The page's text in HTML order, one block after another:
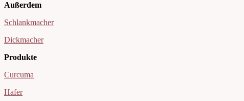
Außerdem
Schlankmacher
Dickmacher
Produkte
Curcuma
Hafer